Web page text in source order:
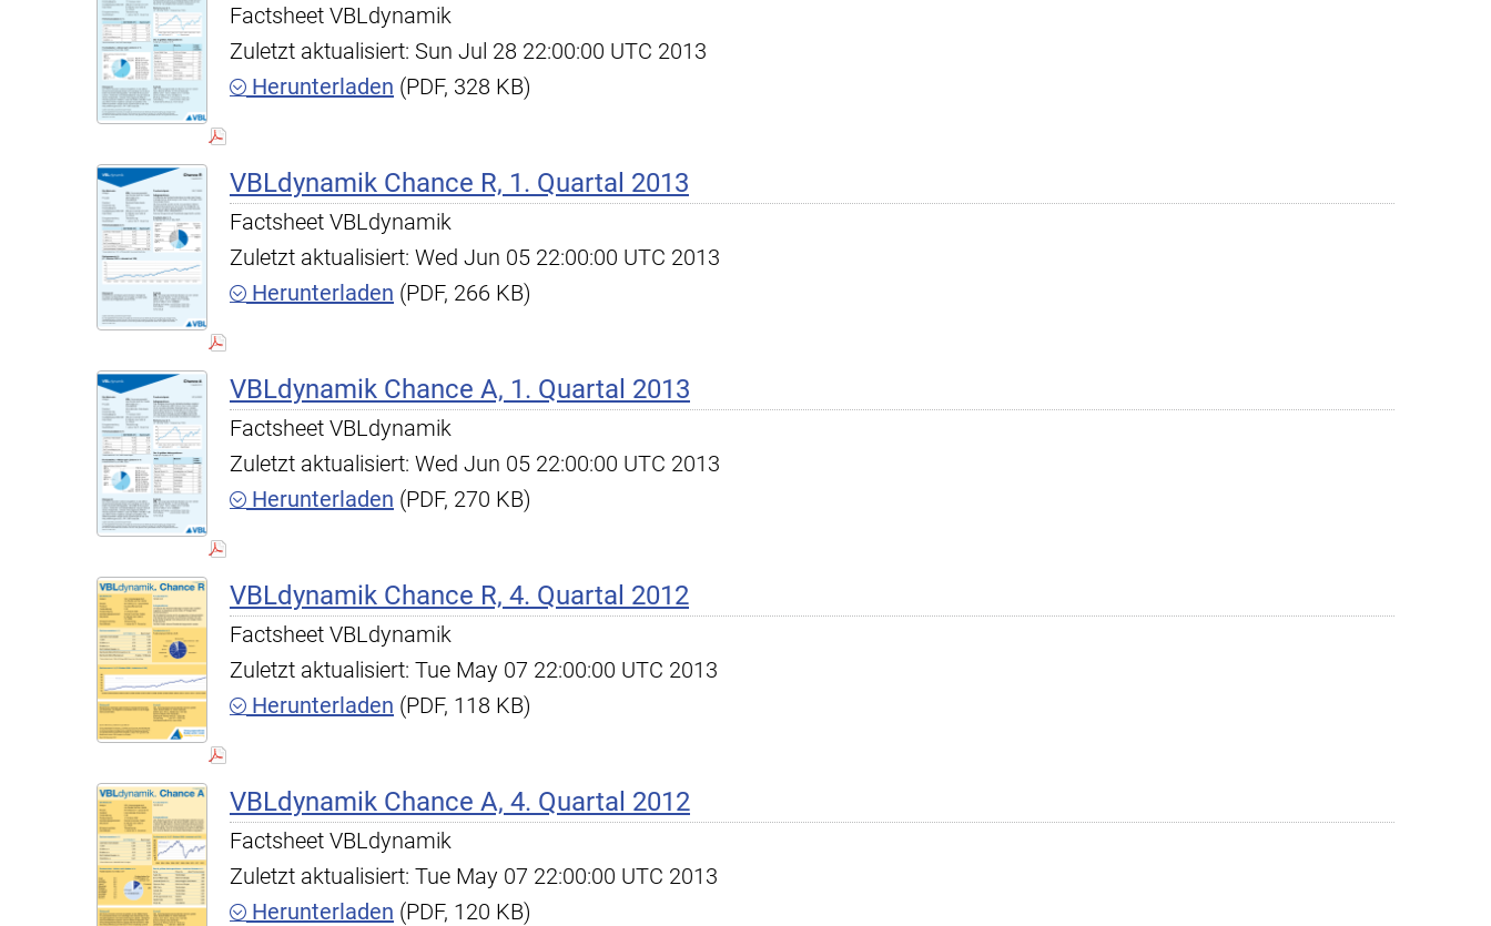
Factsheet VBLdynamik
Zuletzt aktualisiert: Sun Jul 28 22:00:00 UTC 2013
Herunterladen (PDF, 328 KB)
VBLdynamik Chance R, 1. Quartal 2013
Factsheet VBLdynamik
Zuletzt aktualisiert: Wed Jun 05 22:00:00 UTC 2013
Herunterladen (PDF, 266 KB)
VBLdynamik Chance A, 1. Quartal 2013
Factsheet VBLdynamik
Zuletzt aktualisiert: Wed Jun 05 22:00:00 UTC 2013
Herunterladen (PDF, 270 KB)
VBLdynamik Chance R, 4. Quartal 2012
Factsheet VBLdynamik
Zuletzt aktualisiert: Tue May 07 22:00:00 UTC 2013
Herunterladen (PDF, 118 KB)
VBLdynamik Chance A, 4. Quartal 2012
Factsheet VBLdynamik
Zuletzt aktualisiert: Tue May 07 22:00:00 UTC 2013
Herunterladen (PDF, 120 KB)